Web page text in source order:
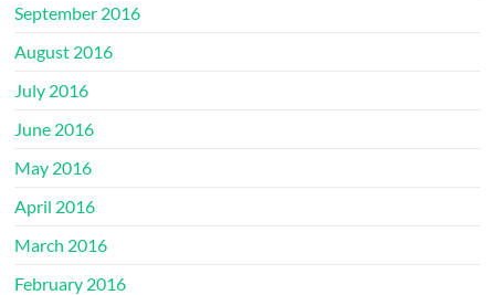
September 2016
August 2016
July 2016
June 2016
May 2016
April 2016
March 2016
February 2016